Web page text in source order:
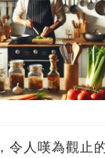
令人嘆為觀止